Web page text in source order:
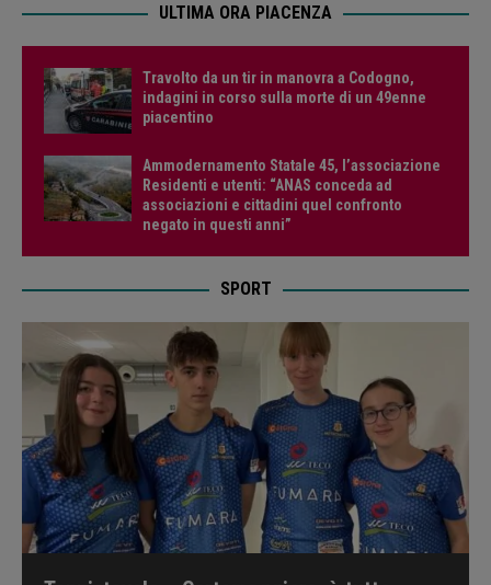
ULTIMA ORA PIACENZA
Travolto da un tir in manovra a Codogno,
indagini in corso sulla morte di un 49enne
piacentino
Ammodernamento Statale 45, l’associazione
Residenti e utenti: “ANAS conceda ad
associazioni e cittadini quel confronto
negato in questi anni”
SPORT